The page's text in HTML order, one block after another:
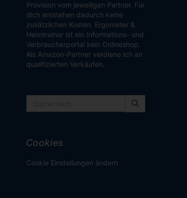
Provision vom jeweiligen Partner. Für
dich entstehen dadurch keine
zusätzlichen Kosten. Ergometer &
Heimtrainer ist ein Informations- und
Verbraucherportal kein Onlineshop.
Als Amazon-Partner verdiene ich an
qualifizierten Verkäufen.
Cookies
Cookie Einstellungen ändern